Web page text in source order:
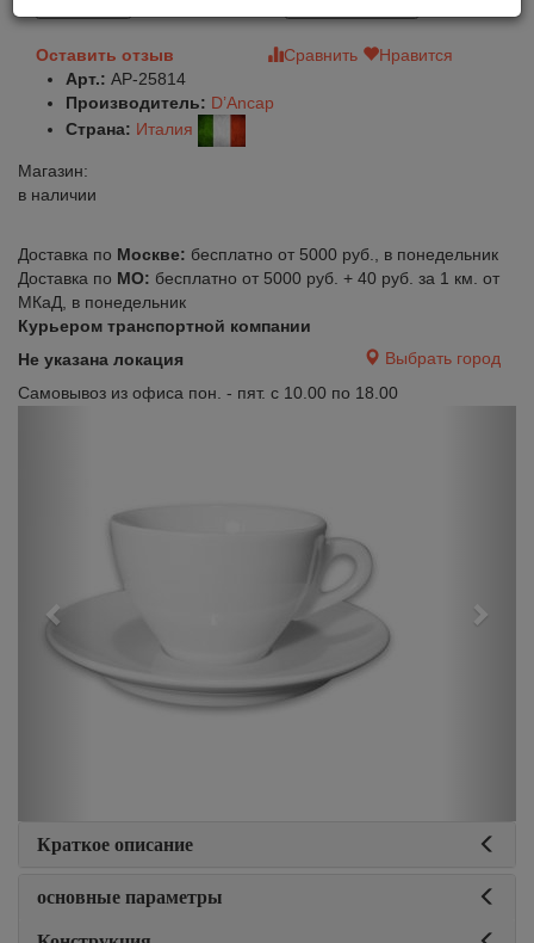
Оставить отзыв Сравнить
Нравится
Арт.: AP-25814
Производитель: D’Ancap
Страна: Италия
Магазин:
в наличии
Доставка по Москве: бесплатно от 5000 руб., в понедельник
Доставка по МО: бесплатно от 5000 руб. + 40 руб. за 1 км. от
МКаД, в понедельник
Курьером транспортной компании
Не указана локация
Выбрать город
Самовывоз из офиса пон. - пят. с 10.00 по 18.00
Краткое описание
основные параметры